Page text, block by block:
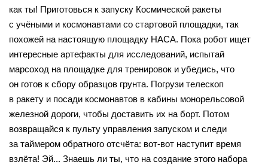
как ты! Приготовься к запуску Космической ракеты
с учёными и космонавтами со стартовой площадки, так
похожей на настоящую площадку НАСА. Пока робот ищет
интересные артефакты для исследований, испытай
марсоход на площадке для тренировок и убедись, что
он готов к сбору образцов грунта. Погрузи телескоп
в ракету и посади космонавтов в кабины монорельсовой
железной дороги, чтобы доставить их на борт. Потом
возвращайся к пульту управления запуском и следи
за таймером обратного отсчёта: вот-вот наступит время
взлёта! Эй... Знаешь ли ты, что на создание этого набора